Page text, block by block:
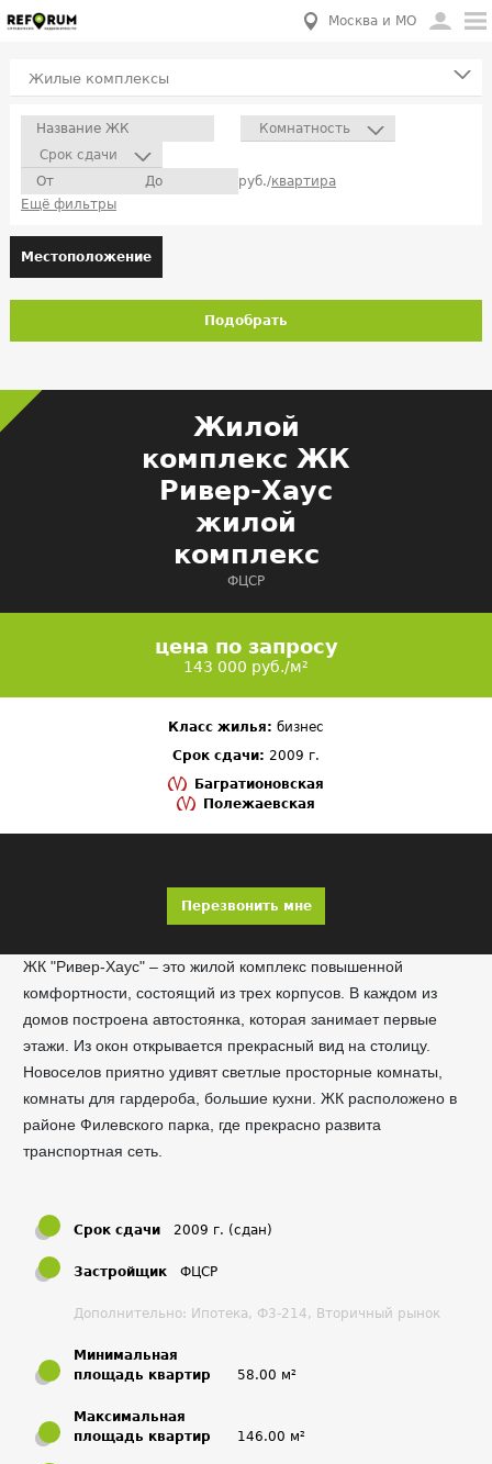
Москва и МО
Жилые комплексы
Комнатность
Срок сдачи
руб./квартира
Ещё фильтры
Местоположение
Подобрать
Жилой
комплекс ЖК
Ривер-Хаус
жилой
комплекс
ФЦСР
цена по запросу
143 000 руб./м²
Класс жилья: бизнес
Срок сдачи: 2009 г.
Багратионовская
Полежаевская
Перезвонить мне
ЖК "Ривер-Хаус" – это жилой комплекс повышенной
комфортности, состоящий из трех корпусов. В каждом из
домов построена автостоянка, которая занимает первые
этажи. Из окон открывается прекрасный вид на столицу.
Новоселов приятно удивят светлые просторные комнаты,
комнаты для гардероба, большие кухни. ЖК расположено в
районе Филевского парка, где прекрасно развита
транспортная сеть.
Срок сдачи 2009 г. (сдан)
Застройщик ФЦСР
Дополнительно: Ипотека, Ф3-214, Вторичный рынок
Минимальная
площадь квартир
58.00 м²
Максимальная
площадь квартир
146.00 м²